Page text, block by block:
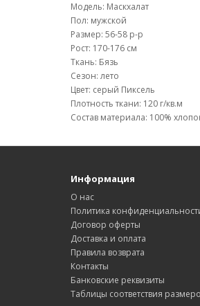
Модель: Маскхалат
Пол: мужской
Размер: 56-58 р-р
Рост: 170-176 см
Ткань: Бязь
Сезон: лето
Цвет: серый Пиксель
Плотность ткани: 120 г/кв.м
Состав материала: 100%
Информация
О нас
Политика
Договор оферты
Доставка и оплата
Правила возврата
Контакты
Банковские реквизиты
Таблицы соответствия